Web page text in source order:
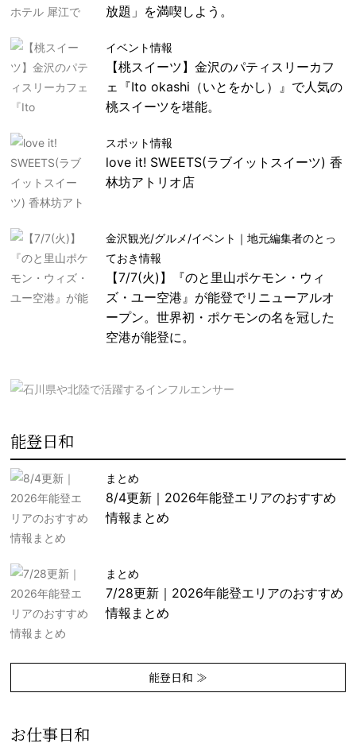
放題」を満喫しよう。
イベント情報
【桃スイーツ】金沢のパティスリーカフ
ェ『Ito okashi（いとをかし）』で人気の
桃スイーツを堪能。
スポット情報
love it! SWEETS(ラブイットスイーツ) 香
林坊アトリオ店
金沢観光/グルメ/イベント｜地元編集者のとっ
ておき情報
【7/7(火)】『のと里山ポケモン・ウィ
ズ・ユー空港』が能登でリニューアルオ
ープン。世界初・ポケモンの名を冠した
空港が能登に。
能登日和
まとめ
8/4更新｜2026年能登エリアのおすすめ
情報まとめ
まとめ
7/28更新｜2026年能登エリアのおすすめ
情報まとめ
能登日和 ≫
お仕事日和